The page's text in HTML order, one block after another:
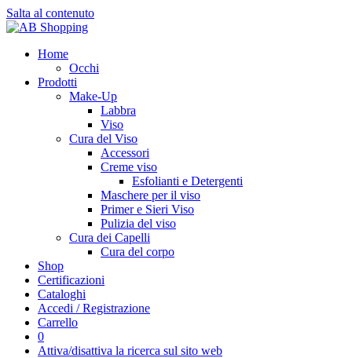
Salta al contenuto
Home
Occhi
Prodotti
Make-Up
Labbra
Viso
Cura del Viso
Accessori
Creme viso
Esfolianti e Detergenti
Maschere per il viso
Primer e Sieri Viso
Pulizia del viso
Cura dei Capelli
Cura del corpo
Shop
Certificazioni
Cataloghi
Accedi / Registrazione
Carrello
0
Attiva/disattiva la ricerca sul sito web